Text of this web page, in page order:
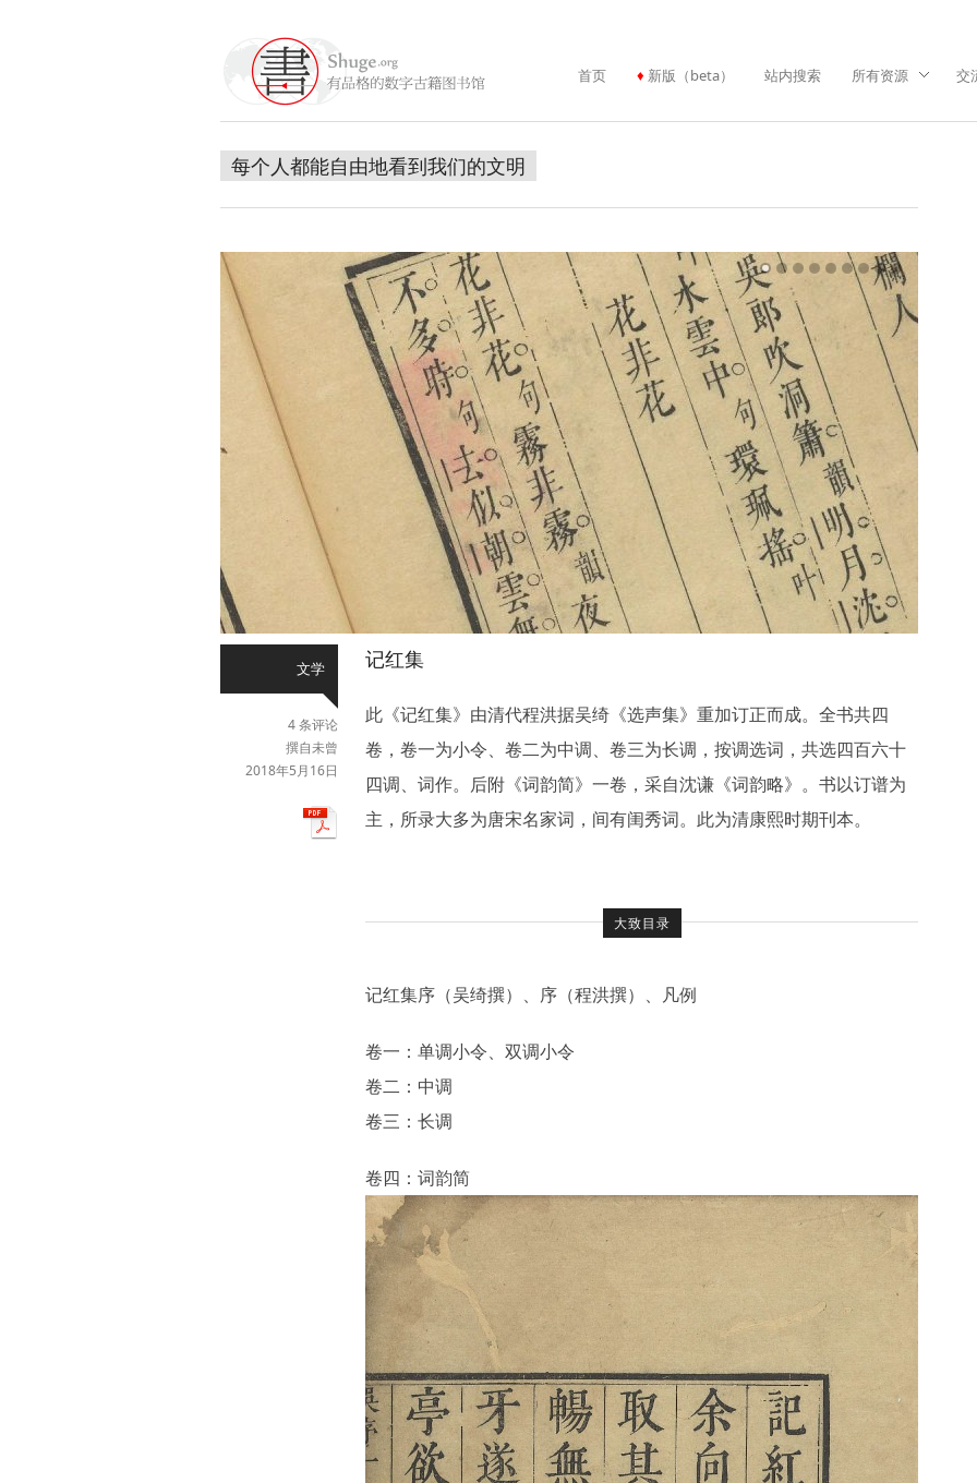
首页 新版（beta） 站内搜索 所有资源 交
每个人都能自由地看到我们的文明
文学
4 条评论
撰自未曾
2018年5月16日
记红集
此《记红集》由清代程洪据吴绮《选声集》重加订正而成。全书共四
卷，卷一为小令、卷二为中调、卷三为长调，按调选词，共选四百六十
四调、词作。后附《词韵简》一卷，采自沈谦《词韵略》。书以订谱为
主，所录大多为唐宋名家词，间有闺秀词。此为清康熙时期刊本。
大致目录
记红集序（吴绮撰）、序（程洪撰）、凡例
卷一：单调小令、双调小令
卷二：中调
卷三：长调
卷四：词韵简